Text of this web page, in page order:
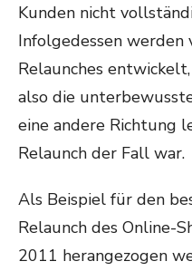
Kunden nicht
Infolgedessen
Relaunches
also die
eine andere Richtung
Relaunch der Fall war.
Als Beispiel für den
Relaunch des Online-
2011 herangezogen